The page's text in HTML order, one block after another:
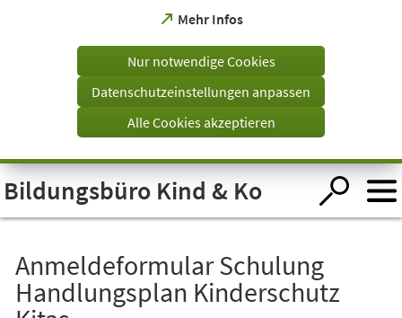
Visuelle
Assistenzsoftware
öffnen.
Mehr Infos
(Öffnet
einem
Tab)
Nur notwendige Cookies
Datenschutzeinstellungen anpassen
Alle Cookies akzeptieren
Bildungsbüro Kind & Ko
Anmeldeformular Schulung
Handlungsplan Kinderschutz